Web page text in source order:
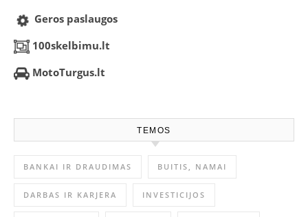
Geros paslaugos
100skelbimu.lt
MotoTurgus.lt
TEMOS
BANKAI IR DRAUDIMAS BUITIS, NAMAI
DARBAS IR KARJERA INVESTICIJOS